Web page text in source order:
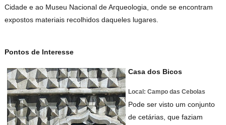
Cidade e ao Museu Nacional de Arqueologia, onde se encontram
expostos materiais recolhidos daqueles lugares.
Pontos de Interesse
Casa dos Bicos
Local: Campo das Cebolas
Pode ser visto um conjunto
de cetárias, que faziam